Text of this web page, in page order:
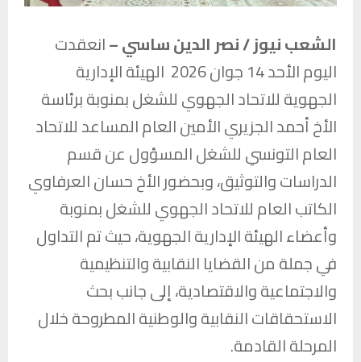
الشعب نيوز / نصر الدين ساسي –انعقدت
اليوم الأحد 14 جوان 2026 الهيئة الإدارية
الجهوية للاتحاد الجهوي للشغل بمنوبة برئاسة
الأخ أحمد الجزيري الأمين العام المساعد للاتحاد
العام التونسي للشغل المسؤول عن قسم
الدراسات والتوثيق، وبحضور الأخ حسان العرفاوي
الكاتب العام للاتحاد الجهوي للشغل بمنوبة
وأعضاء الهيئة الإدارية الجهوية، حيث تم التداول
في جملة من القضايا النقابية والتنظيمية
والاجتماعية والاقتصادية، إلى جانب بحث
الاستحقاقات النقابية والوطنية المطروحة خلال
المرحلة القادمة.